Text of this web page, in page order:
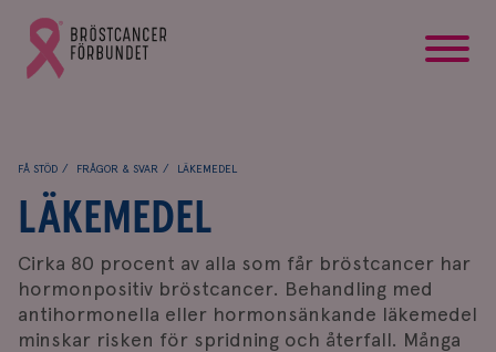
Gå
till
Bröstcancerförbundets
FÅ STÖD FRÅGOR & SVAR LÄKEMEDEL
LÄKEMEDEL
Cirka 80 procent av alla som får bröstcancer har
hormonpositiv bröstcancer. Behandling med
antihormonella eller hormonsänkande läkemedel
minskar risken för spridning och återfall. Många